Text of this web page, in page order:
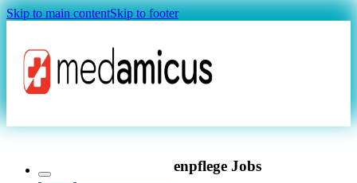
Skip to main contentSkip to footer
Magazin
Aktuelle Altenpflege Jobs